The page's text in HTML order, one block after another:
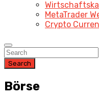
MetaTrader
Crypto
Search
Börse